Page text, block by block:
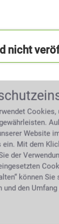
nicht
Website
Mit dem
der
können
den